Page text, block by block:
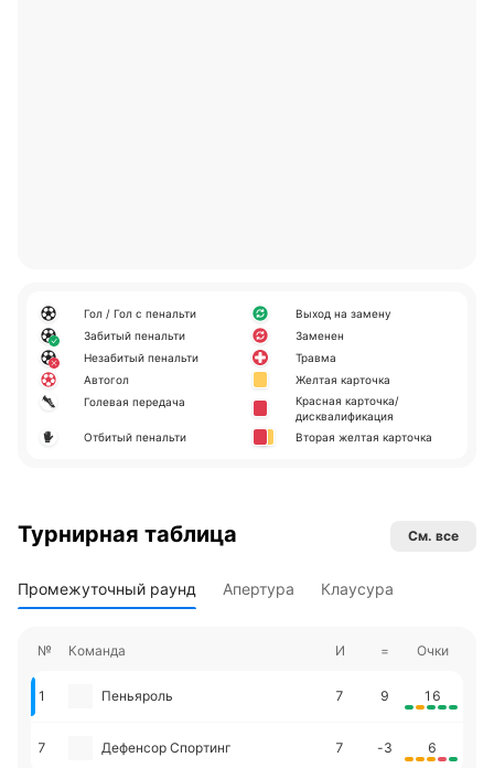
Гол / Гол с пенальти
Забитый пенальти
Незабитый пенальти
Автогол
Голевая передача
Отбитый пенальти
Выход на замену
Заменен
Травма
Желтая карточка
Красная карточка/
дисквалификация
Вторая желтая карточка
Турнирная таблица См. все
Промежуточный раунд Апертура Клаусура
№ Команда И = Очки
1 Пеньяроль 7 9 16
7 Дефенсор Спортинг 7 -3 6